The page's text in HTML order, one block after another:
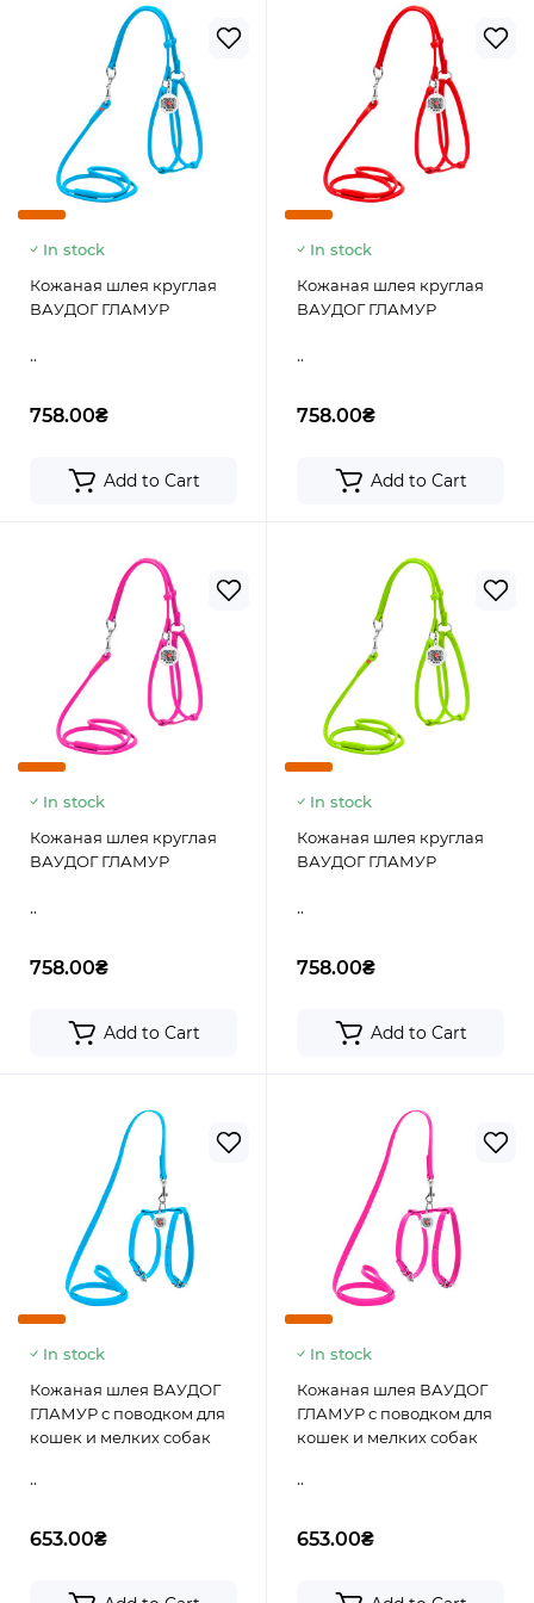
In stock
Кожаная шлея круглая
ВАУДОГ ГЛАМУР
..
758.00₴
Add to Cart
In stock
Кожаная шлея круглая
ВАУДОГ ГЛАМУР
..
758.00₴
Add to Cart
In stock
Кожаная шлея круглая
ВАУДОГ ГЛАМУР
..
758.00₴
Add to Cart
In stock
Кожаная шлея круглая
ВАУДОГ ГЛАМУР
..
758.00₴
Add to Cart
In stock
Кожаная шлея ВАУДОГ
ГЛАМУР с поводком для
кошек и мелких собак
..
653.00₴
In stock
Кожаная шлея ВАУДОГ
ГЛАМУР с поводком для
кошек и мелких собак
..
653.00₴